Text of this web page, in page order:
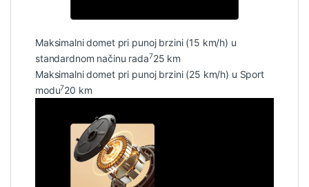
Maksimalni domet pri punoj brzini (15 km/h) u
standardnom načinu rada725 km
Maksimalni domet pri punoj brzini (25 km/h) u Sport
modu720 km